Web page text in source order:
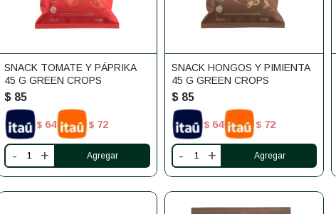
SNACK TOMATE Y PÁPRIKA
45 G GREEN CROPS
$ 85
$ 64 $ 72
- +
SNACK HONGOS Y PIMIENTA
45 G GREEN CROPS
$ 85
$ 64 $ 72
- +